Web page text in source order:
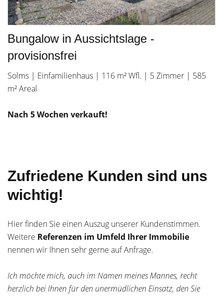
Bungalow in Aussichtslage -
provisionsfrei
Solms | Einfamilienhaus | 116 m² Wfl. | 5 Zimmer | 585
m² Areal
Nach 5 Wochen verkauft!
Zufriedene Kunden sind uns
wichtig!
Hier finden Sie einen Auszug unserer Kundenstimmen.
Weitere Referenzen im Umfeld Ihrer Immobilie
nennen wir Ihnen sehr gerne auf Anfrage.
Ich möchte mich, auch im Namen meines Mannes, recht
herzlich bei Ihnen für den unermüdlichen Einsatz, den Sie